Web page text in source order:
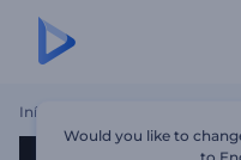
Início
Would you like to